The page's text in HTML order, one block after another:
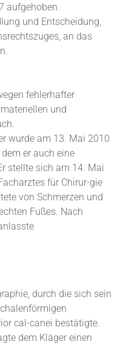
aufgehoben.
und Entscheidung,
an das
fehlerhafter
und
wurde am 13. Mai 2010
er auch eine
stellte sich am 14. Mai
für Chirur-gie
von Schmerzen und
Fußes. Nach
durch die sich sein
cal-canei bestätigte.
dem Kläger einen